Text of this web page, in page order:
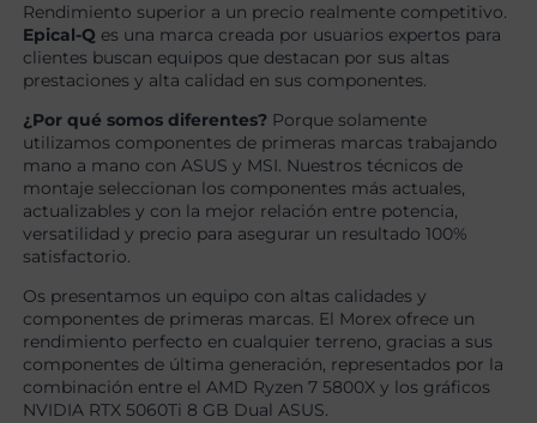
Rendimiento superior a un precio realmente competitivo.
Epical-Q es una marca creada por usuarios expertos para
clientes buscan equipos que destacan por sus altas
prestaciones y alta calidad en sus componentes.
¿Por qué somos diferentes? Porque solamente
utilizamos componentes de primeras marcas trabajando
mano a mano con ASUS y MSI. Nuestros técnicos de
montaje seleccionan los componentes más actuales,
actualizables y con la mejor relación entre potencia,
versatilidad y precio para asegurar un resultado 100%
satisfactorio.
Os presentamos un equipo con altas calidades y
componentes de primeras marcas. El Morex ofrece un
rendimiento perfecto en cualquier terreno, gracias a sus
componentes de última generación, representados por la
combinación entre el AMD Ryzen 7 5800X y los gráficos
NVIDIA RTX 5060Ti 8 GB Dual ASUS.